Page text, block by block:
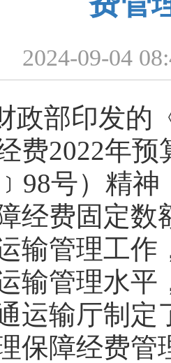
2024-09-04
政部印发的
费2022年
号）精
经费固定数
输管理工作
输管理水平
运输厅制定
保障经费管